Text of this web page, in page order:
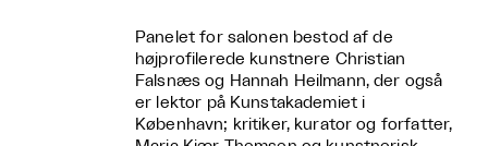
Panelet for salonen bestod af de
højprofilerede kunstnere Christian
Falsnæs og Hannah Heilmann, der også
er lektor på Kunstakademiet i
København; kritiker, kurator og forfatter,